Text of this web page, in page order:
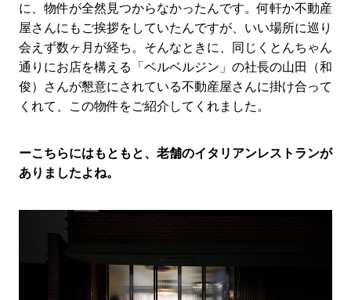
に、物件が全然見つからなかったんです。何軒か不動産
屋さんにもご挨拶をしていたんですが、いい場所に巡り
会えず数ヶ月が経ち。そんなときに、同じくとんちゃん
通りにお店を構える「ベルベルジン」の社長の山田（和
俊）さんが懇意にされている不動産屋さんに掛け合って
くれて、この物件をご紹介してくれました。
ーこちらにはもともと、老舗のイタリアンレストランが
ありましたよね。